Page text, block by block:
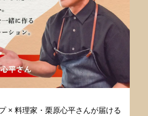
× 料理家・栗原心平さんが届ける